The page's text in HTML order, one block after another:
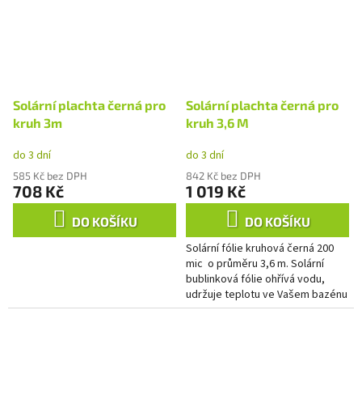
Solární plachta černá pro
kruh 3m
do 3 dní
585 Kč bez DPH
708 Kč
DO KOŠÍKU
Solární plachta černá pro
kruh 3,6 M
do 3 dní
842 Kč bez DPH
1 019 Kč
DO KOŠÍKU
Solární fólie kruhová černá 200
mic o průměru 3,6 m. Solární
bublinková fólie ohřívá vodu,
udržuje teplotu ve Vašem bazénu
a v neposlední řadě chrání bazén